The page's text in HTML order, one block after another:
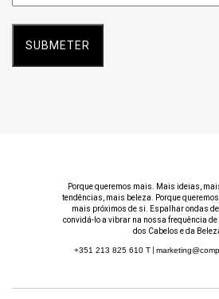
*
Porque queremos mais. Mais ideias,
tendências, mais beleza. Porque
mais próximos de si. Espalhar ondas
convidá-lo a vibrar na nossa frequência
dos Cabelos e da
+351 213 825 610 T|